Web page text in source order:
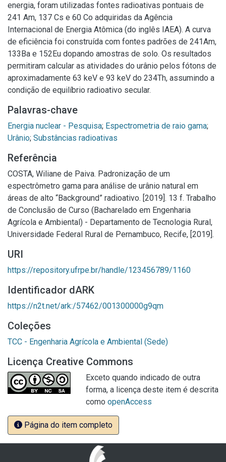
energia, foram utilizadas fontes radioativas pontuais de
241 Am, 137 Cs e 60 Co adquiridas da Agência
Internacional de Energia Atômica (do inglês IAEA). A curva
de eficiência foi construída com fontes padrões de 241Am,
133Ba e 152Eu dopando amostras de solo. Os resultados
permitiram calcular as atividades do urânio pelos fótons de
aproximadamente 63 keV e 93 keV do 234Th, assumindo a
condição de equilíbrio radioativo secular.
Palavras-chave
Energia nuclear - Pesquisa; Espectrometria de raio gama;
Urânio; Substâncias radioativas
Referência
COSTA, Wiliane de Paiva. Padronização de um
espectrômetro gama para análise de urânio natural em
áreas de alto “Background” radioativo. [2019]. 13 f. Trabalho
de Conclusão de Curso (Bacharelado em Engenharia
Agrícola e Ambiental) - Departamento de Tecnologia Rural,
Universidade Federal Rural de Pernambuco, Recife, [2019].
URI
https://repository.ufrpe.br/handle/123456789/1160
Identificador dARK
https://n2t.net/ark:/57462/001300000g9qm
Coleções
TCC - Engenharia Agrícola e Ambiental (Sede)
Licença Creative Commons
Exceto quando indicado de outra
forma, a licença deste item é descrita
como openAccess
Página do item completo